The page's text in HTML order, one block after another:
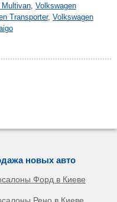
Multivan, Volkswagen
Transporter, Volkswagen
новых авто
Форд в Киеве